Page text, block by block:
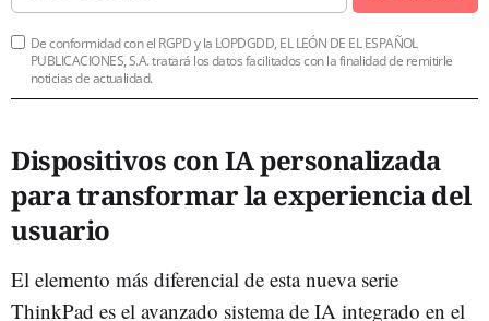
De conformidad con el RGPD y la LOPDGDD, EL LEÓN DE EL ESPAÑOL
PUBLICACIONES, S.A. tratará los datos facilitados con la finalidad de remitirle
noticias de actualidad.
Dispositivos con IA personalizada
para transformar la experiencia del
usuario
El elemento más diferencial de esta nueva serie
ThinkPad es el avanzado sistema de IA integrado en el